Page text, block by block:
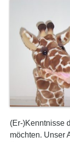
(Er-)Kenntnisse
möchten. Unser